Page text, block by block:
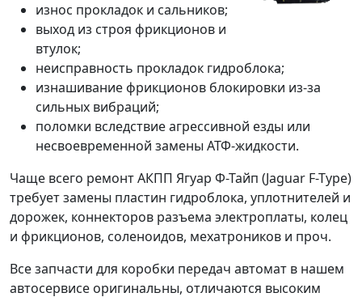
износ прокладок и сальников;
выход из строя фрикционов и
втулок;
неисправность прокладок гидроблока;
изнашивание фрикционов блокировки из-за
сильных вибраций;
поломки вследствие агрессивной езды или
несвоевременной замены АТФ-жидкости.
Чаще всего ремонт АКПП Ягуар Ф-Тайп (Jaguar F-Type)
требует замены пластин гидроблока, уплотнителей и
дорожек, коннекторов разъема электроплаты, колец
и фрикционов, соленоидов, мехатроников и проч.
Все запчасти для коробки передач автомат в нашем
автосервисе оригинальны, отличаются высоким